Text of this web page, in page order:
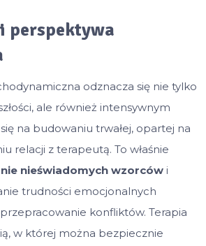
perspektywa
odznacza się nie tylko
ale również intensywnym
na budowaniu trwałej, opartej na
relacji z terapeutą. To właśnie
nieświadomych wzorcówi
trudności emocjonalnych
konfliktów. Terapia
w której można bezpiecznie